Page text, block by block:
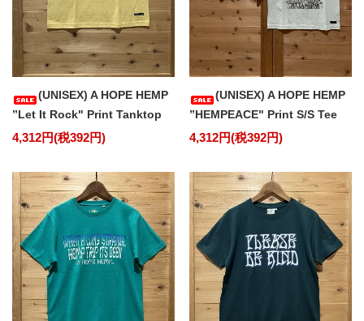
(UNISEX) A HOPE HEMP
”Let It Rock" Print Tanktop
4,312円(税392円)
(UNISEX) A HOPE HEMP
”HEMPEACE" Print S/S Tee
4,312円(税392円)